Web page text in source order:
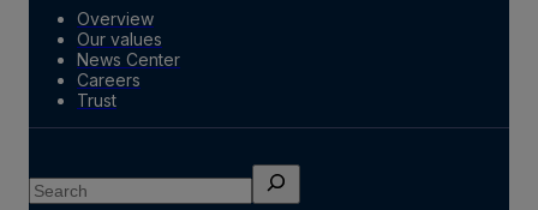
Overview
Our values
News Center
Careers
Trust
Search